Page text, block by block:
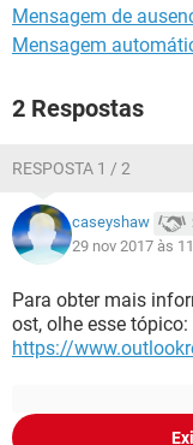
Mensagem de
Mensagem
2 Respostas
RESPOSTA 1 / 2
caseyshaw
29 nov 2017 às
Para obter mais
ost, olhe esse tópico:
https://